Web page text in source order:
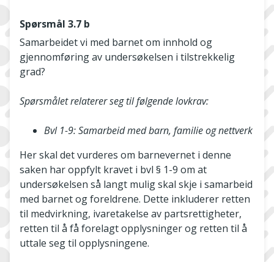
Spørsmål 3.7 b
Samarbeidet vi med barnet om innhold og
gjennomføring av undersøkelsen i tilstrekkelig
grad?
Spørsmålet relaterer seg til følgende lovkrav:
Bvl 1-9:Samarbeidmedbarn, familieognettverk
Her skal det vurderes om barnevernet i denne
saken har oppfylt kravet i bvl § 1-9 om at
undersøkelsen så langt mulig skal skje i samarbeid
med barnet og foreldrene. Dette inkluderer retten
til medvirkning, ivaretakelse av partsrettigheter,
retten til å få forelagt opplysninger og retten til å
uttale seg til opplysningene.